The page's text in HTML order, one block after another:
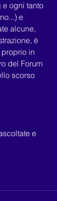
e ogni tanto
e
alcune,
è
in
del Forum
scorso
e